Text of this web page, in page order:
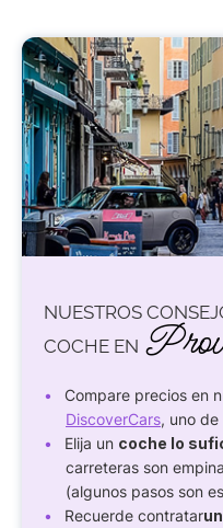
NUESTROS
COCHE EN
Compare precios en
DiscoverCars, uno de
Elija un coche lo
carreteras son
(algunos pasos son
Recuerde contratar